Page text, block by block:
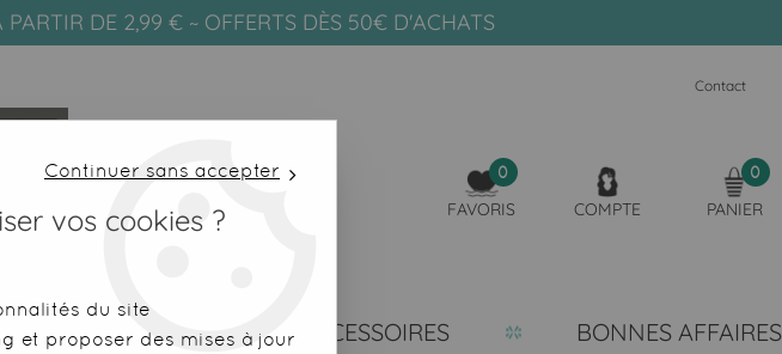
DE 2,99 € ~ OFFERTS DÈS 50€ D'ACHATS
Contact
0
FAVORIS COMPTE
0
PANIER
FOUTAS ACCESSOIRES BONNES AFFAIRES
Continuer sans accepter
vos cookies ?
du site
et proposer des mises à jour